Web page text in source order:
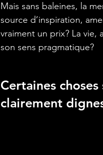
Mais sans baleines, la
source d’inspiration,
vraiment un prix? La
son sens pragmatique?
Certaines
clairement